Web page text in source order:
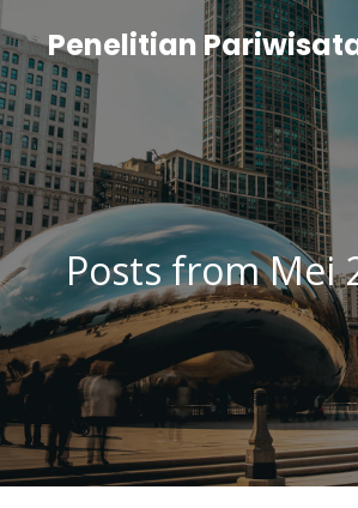
Penelitian
Posts from Mei